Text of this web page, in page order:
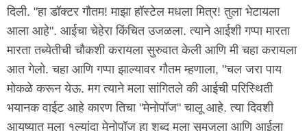
दिली. "हा डॉक्टर गौतम! माझा हॉस्टेल मधला मित्र! तुला भेटायला
आला आहे". आईचा चेहेरा किंचित उजळला. त्याने आईशी गप्पा मारता
मारता तब्येतीची चौकशी करायला सुरुवात केली आणि मी चहा करायला
आत गेलो. चहा आणि गप्पा झाल्यावर गौतम म्हणाला, "चल जरा पाय
मोकळे करून येऊ. मग त्याने मला सांगितले की आईची परिस्थिती
भयानक वाईट आहे कारण तिचा "मेनोपॉज" चालू आहे. त्या दिवशी
आयुष्यात मला १ल्यांदा मेनोपॉज हा शब्द मला समजला आणि आईला